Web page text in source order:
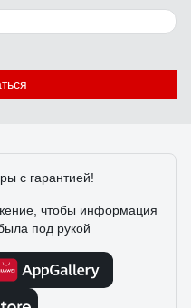
с гарантией!
чтобы информация
под рукой